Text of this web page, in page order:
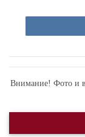
Внимание! Фото и